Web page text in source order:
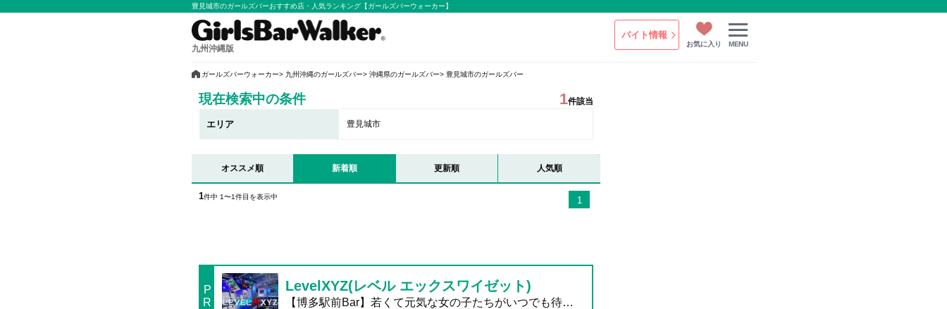
豊見城市のガールズバーおすすめ店・人気ランキング【ガールズバーウォーカー】
九州沖縄版
バイト情報
お気に入り MENU
ガールズバーウォーカー 九州沖縄のガールズバー 沖縄県のガールズバー 豊見城市のガールズバー
現在検索中の条件 1件該当
エリア 豊見城市
オススメ順 新着順 更新順 人気順
1件中 1〜1件目を表示中 1
P
R
LevelXYZ(レベル エックスワイゼット)
【博多駅前Bar】若くて元気な女の子たちがいつでも待ってます♪